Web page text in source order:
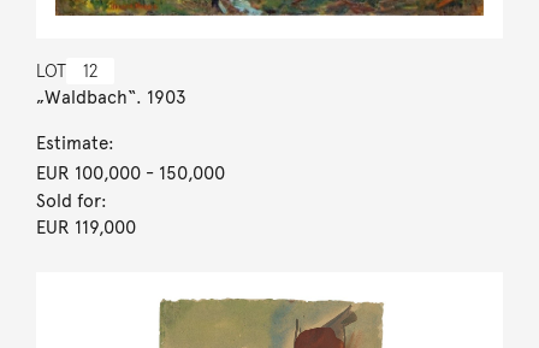
LOT 12
„Waldbach“. 1903
Estimate:
EUR 100,000- 150,000
Sold for:
EUR 119,000